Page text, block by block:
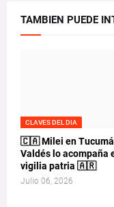
TAMBIEN PUEDE
CLAVES DEL DIA
🇨🇦 Milei en
Valdés lo acompaña
vigilia patria 🇦🇷
Julio 06, 2026